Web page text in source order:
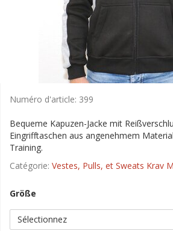
Numéro d'article: 399
Bequeme Kapuzen-Jacke mit
Eingrifftaschen aus angenehmem
Training.
Catégorie: Vestes, Pulls, et Sweats Krav
Größe
Sélectionnez